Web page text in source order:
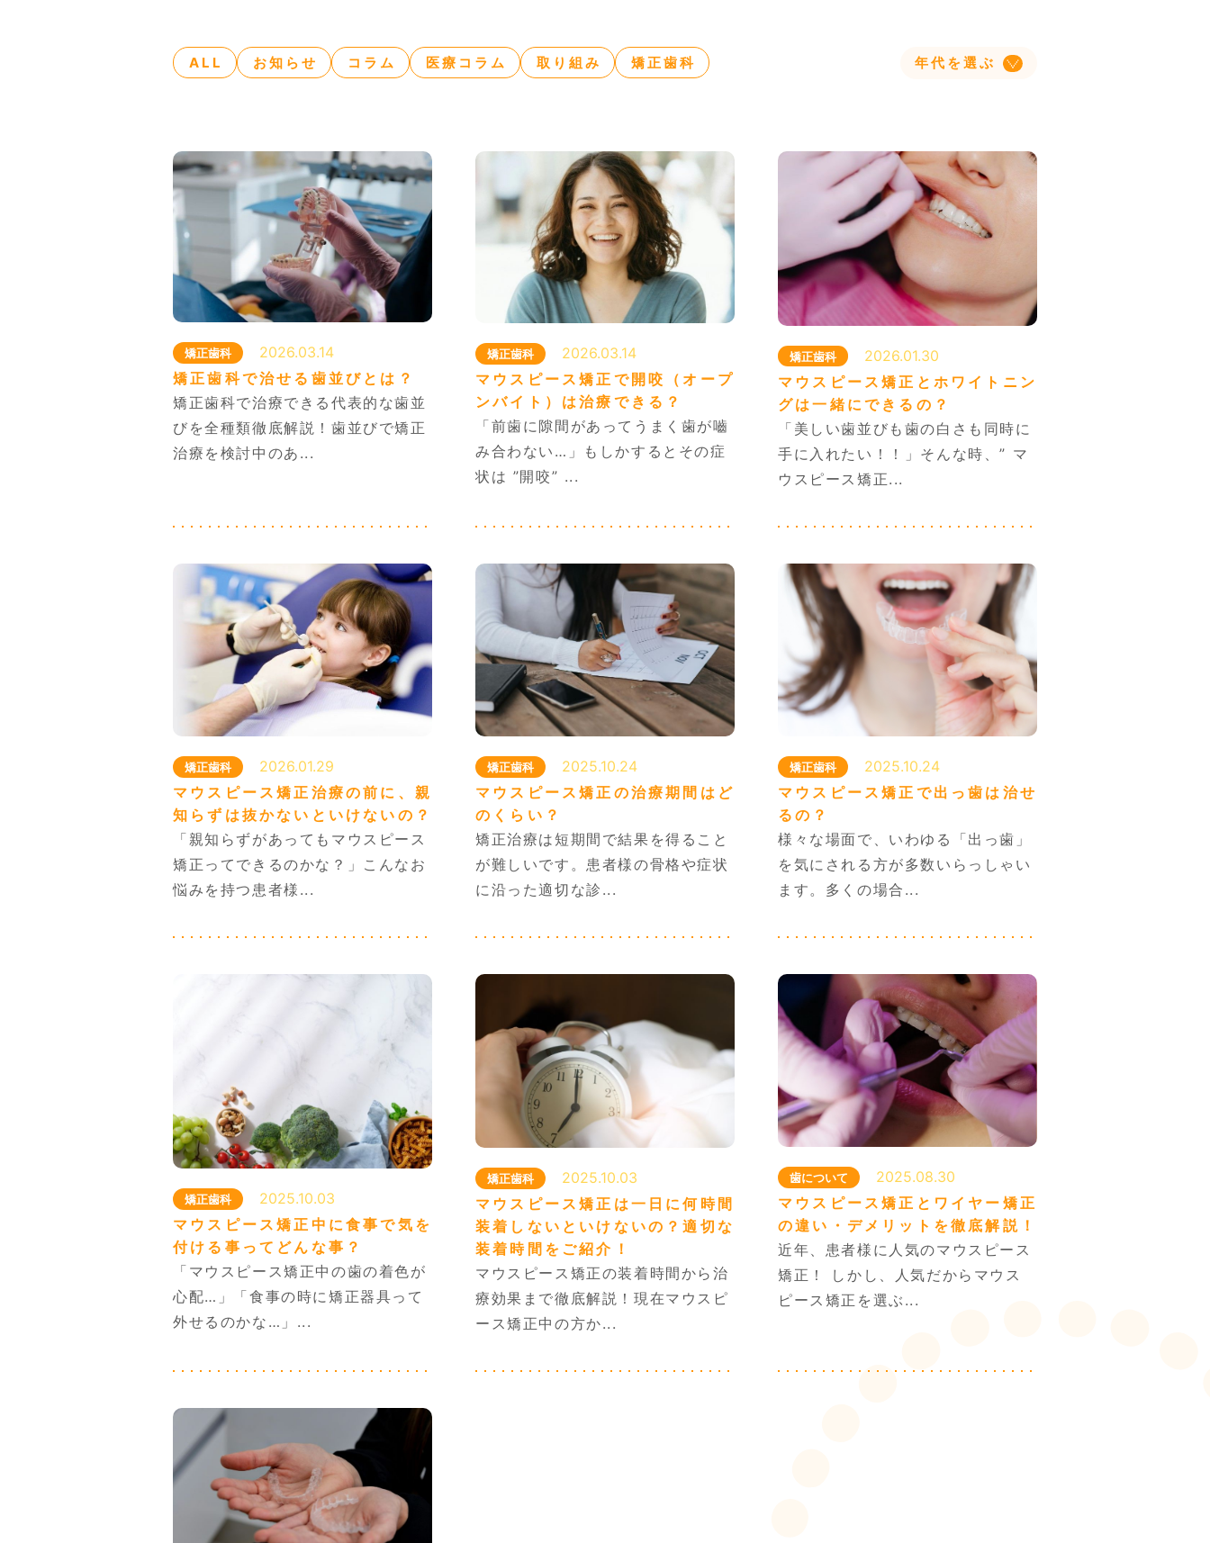
脳神経外科ってどんなところ？
おひさまノート
（お知らせ・ブログ）
医療コラム
初診専用Web予約 脳神経外科はこちら 歯科はこちら
ご予約・お問い合わせ
休診日…木・日・祝
月～水・金 9:00～13:00／15:00～19:00
土曜午後は14:00~18:00
脳神経外科 … 082-569-5728
歯科 … 082-569-6482
ALL お知らせ コラム 医療コラム 取り組み 矯正歯科 年代を選ぶ
矯正歯科
2026.03.14
矯正歯科で治せる歯並びとは？
矯正歯科で治療できる代表的な歯並
びを全種類徹底解説！歯並びで矯正
治療を検討中のあ...
矯正歯科
2026.03.14
マウスピース矯正で開咬（オープ
ンバイト）は治療できる？
「前歯に隙間があってうまく歯が嚙
み合わない…」もしかするとその症
状は ”開咬” ...
矯正歯科
2026.01.30
マウスピース矯正とホワイトニン
グは一緒にできるの？
「美しい歯並びも歯の白さも同時に
手に入れたい！！」そんな時、” マ
ウスピース矯正...
矯正歯科
2026.01.29
マウスピース矯正治療の前に、親
知らずは抜かないといけないの？
「親知らずがあってもマウスピース
矯正ってできるのかな？」こんなお
悩みを持つ患者様...
矯正歯科
2025.10.24
マウスピース矯正の治療期間はど
のくらい？
矯正治療は短期間で結果を得ること
が難しいです。患者様の骨格や症状
に沿った適切な診...
矯正歯科
2025.10.24
マウスピース矯正で出っ歯は治せ
るの？
様々な場面で、いわゆる「出っ歯」
を気にされる方が多数いらっしゃい
ます。多くの場合...
矯正歯科
2025.10.03
マウスピース矯正中に食事で気を
付ける事ってどんな事？
「マウスピース矯正中の歯の着色が
心配…」「食事の時に矯正器具って
外せるのかな…」...
矯正歯科
2025.10.03
マウスピース矯正は一日に何時間
装着しないといけないの？適切な
装着時間をご紹介！
マウスピース矯正の装着時間から治
療効果まで徹底解説！現在マウスピ
ース矯正中の方か...
歯について
2025.08.30
マウスピース矯正とワイヤー矯正
の違い・デメリットを徹底解説！
近年、患者様に人気のマウスピース
矯正！ しかし、人気だからマウス
ピース矯正を選ぶ...